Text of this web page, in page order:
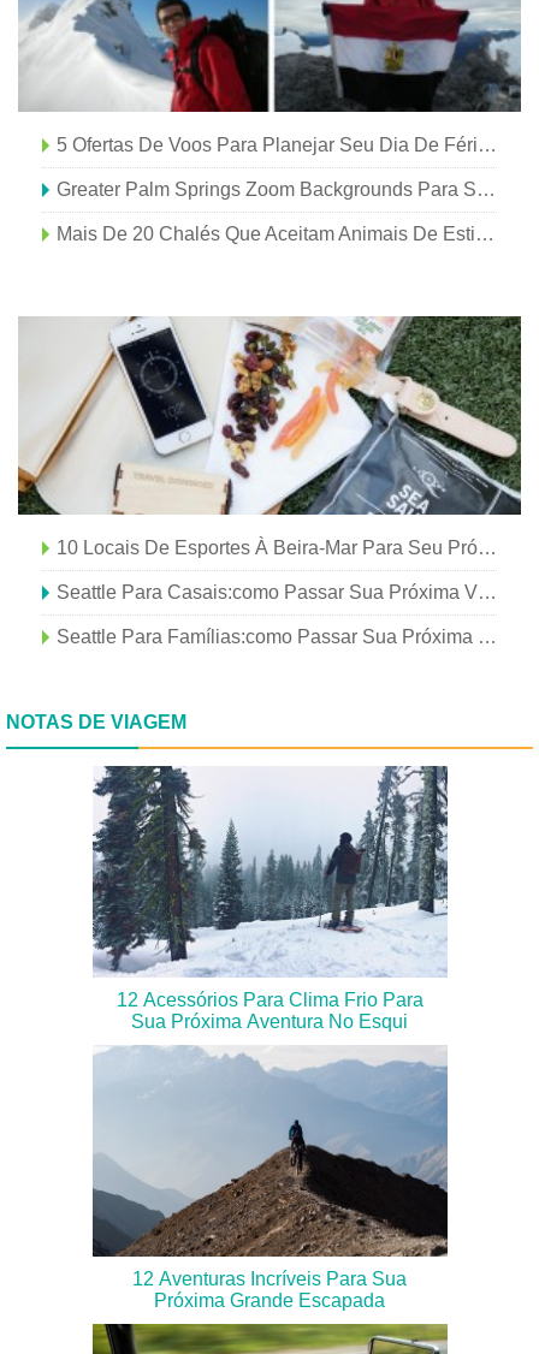
5 Ofertas De Voos Para Planejar Seu Dia De Férias
Greater Palm Springs Zoom Backgrounds Para Sua Próxima Reunião Virtual!
Mais De 20 Chalés Que Aceitam Animais De Estimação Para Sua Próxima Escapada Na Virgínia
10 Locais De Esportes À Beira-Mar Para Seu Próximo Evento
Seattle Para Casais:como Passar Sua Próxima Viagem
Seattle Para Famílias:como Passar Sua Próxima Viagem
NOTAS DE VIAGEM
12 Acessórios Para Clima Frio Para
Sua Próxima Aventura No Esqui
12 Aventuras Incríveis Para Sua
Próxima Grande Escapada